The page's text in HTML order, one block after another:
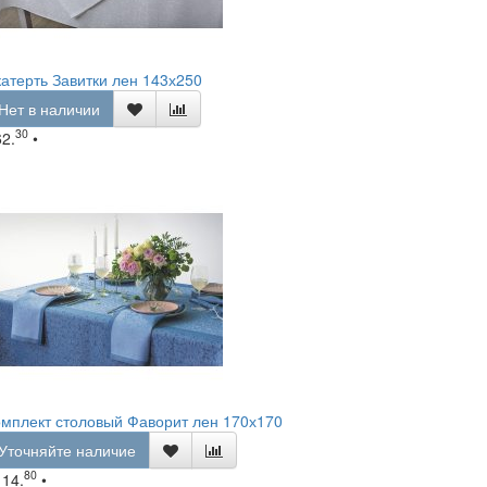
Завитки лен 143х250
в наличии
30 •
столовый Фаворит лен 170х170
наличие
80 •